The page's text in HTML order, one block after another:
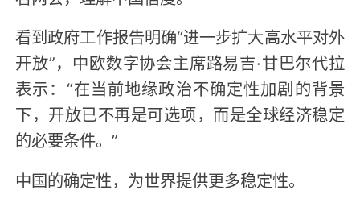
看到政府工作报告明确“进一步扩大高水平对外
开放”，中欧数字协会主席路易吉·甘巴尔代拉
表示：“在当前地缘政治不确定性加剧的背景
下，开放已不再是可选项，而是全球经济稳定
的必要条件。”
中国的确定性，为世界提供更多稳定性。